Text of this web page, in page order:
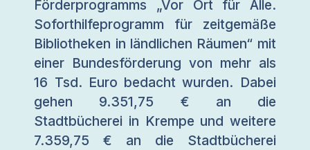
Förderprogramms „Vor Ort für Alle.
Soforthilfeprogramm für zeitgemäße
Bibliotheken in ländlichen Räumen“ mit
einer Bundesförderung von mehr als
16 Tsd. Euro bedacht wurden. Dabei
gehen 9.351,75 € an die
Stadtbücherei in Krempe und weitere
7.359,75 € an die Stadtbücherei